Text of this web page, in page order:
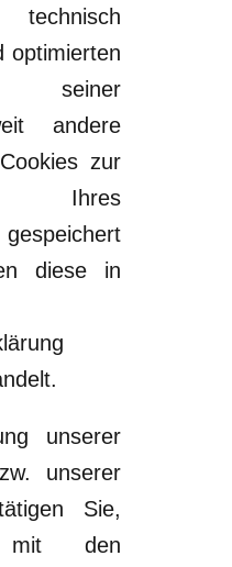
optimierten
seiner
andere
zur
Ihres
gespeichert
diese in
unserer
unserer
Sie,
mit den